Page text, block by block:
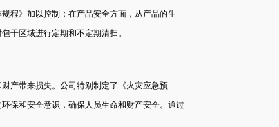
程》加以控制；在产品安全方面，从产品的生
干区域进行定期和不定期清扫。
产带来损失。公司特别制定了《火灾应急预
保和安全意识，确保人员生命和财产安全。通过